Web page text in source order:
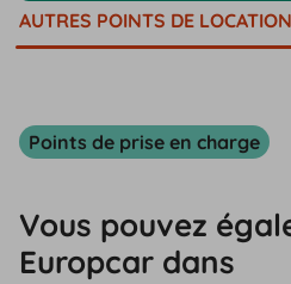
AUTRES POINTS DE LOCATION
Points de prise en charge
Vous pouvez
Europcar dans